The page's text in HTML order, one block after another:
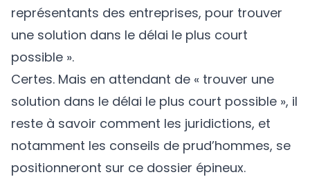
représentants des entreprises, pour trouver
une solution dans le délai le plus court
possible ».
Certes. Mais en attendant de « trouver une
solution dans le délai le plus court possible », il
reste à savoir comment les juridictions, et
notamment les conseils de prud’hommes, se
positionneront sur ce dossier épineux.